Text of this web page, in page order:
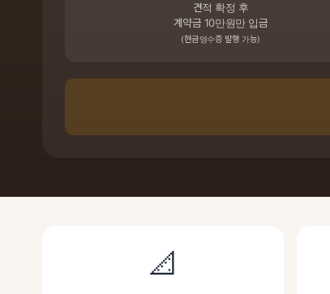
견적 확정 후
계약금 10만원만 입금
(현금영수증 발행 가능)
📐